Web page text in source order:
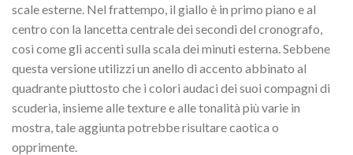
scale esterne. Nel frattempo, il giallo è in primo piano e al
centro con la lancetta centrale dei secondi del cronografo,
così come gli accenti sulla scala dei minuti esterna. Sebbene
questa versione utilizzi un anello di accento abbinato al
quadrante piuttosto che i colori audaci dei suoi compagni di
scuderia, insieme alle texture e alle tonalità più varie in
mostra, tale aggiunta potrebbe risultare caotica o
opprimente.